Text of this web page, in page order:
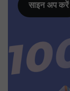
साइन अप करें